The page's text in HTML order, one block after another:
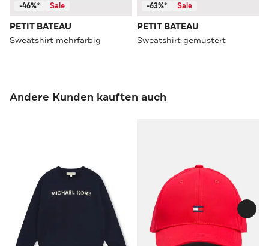
-46%* Sale
PETIT BATEAU
Sweatshirt mehrfarbig
-63%* Sale
PETIT BATEAU
Sweatshirt gemustert
Andere Kunden kauften auch